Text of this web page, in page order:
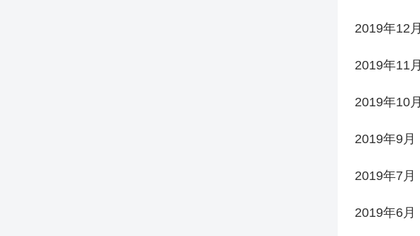
2019年12月
2019年11月
2019年10月
2019年9月
2019年7月
2019年6月